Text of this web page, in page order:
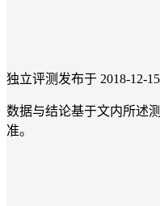
独立评测 发布于 2018-12-15
数据与结论基于文内所述
准。